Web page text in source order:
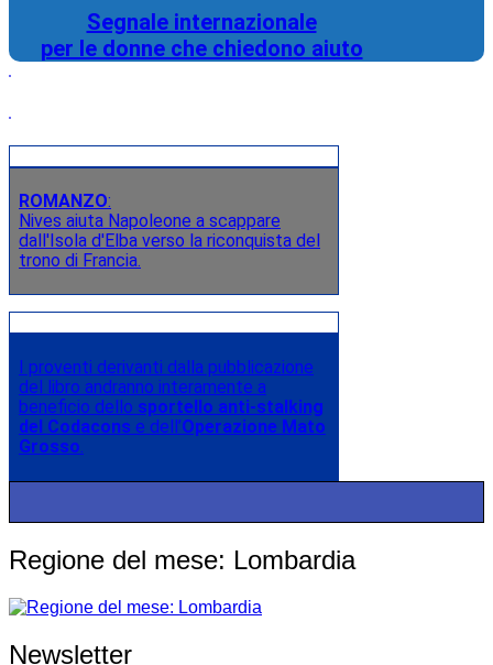
Segnale internazionale
per le donne che chiedono aiuto
ROMANZO:
Nives aiuta Napoleone a scappare
dall'Isola d'Elba verso la riconquista del
trono di Francia.
I proventi derivanti dalla pubblicazione
del libro andranno interamente a
beneficio dello sportello anti-stalking
del Codacons e dell’Operazione Mato
Grosso.
Regione del mese: Lombardia
Newsletter